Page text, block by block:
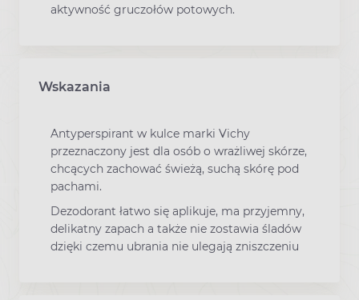
aktywność gruczołów potowych.
Wskazania
Antyperspirant w kulce marki Vichy
przeznaczony jest dla osób o wrażliwej skórze,
chcących zachować świeżą, suchą skórę pod
pachami.
Dezodorant łatwo się aplikuje, ma przyjemny,
delikatny zapach a także nie zostawia śladów
dzięki czemu ubrania nie ulegają zniszczeniu